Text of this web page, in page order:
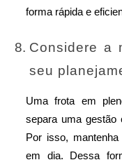
forma rápida e
Considere a
seu
Uma frota em
separa uma gestão
Por isso,
em dia. Dessa